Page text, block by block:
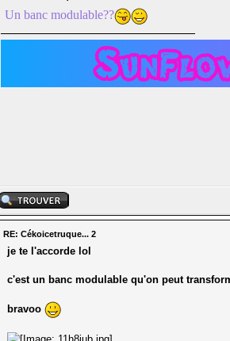
Un banc modulable??
RE: Cékoicetruque... 2
je te l'accorde lol
c'est un banc modulable qu'on peut
bravoo